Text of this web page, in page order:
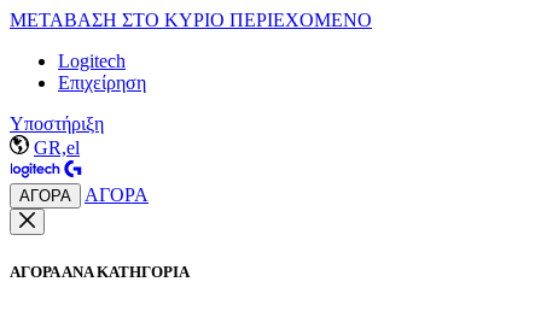
ΜΕΤΑΒΑΣΗ ΣΤΟ ΚΥΡΙΟ ΠΕΡΙΕΧΟΜΕΝΟ
Logitech
Επιχείρηση
Υποστήριξη
GR,el
ΑΓΟΡΑ ΑΓΟΡΑ
ΑΓΟΡΑ ΑΝΑ ΚΑΤΗΓΟΡΙΑ